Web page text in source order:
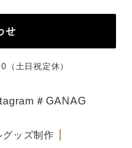
せ
（土日祝定休）
＃GANAG
ッズ制作